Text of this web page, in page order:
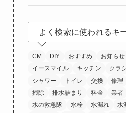
よく検索に使われるキ
CM DIY おすすめ お知らせ
イースマイル
キッチン クラ
シャワー
トイレ 交換 修理
掃除
排水詰まり 料金 業者
水の救急隊
水栓 水漏れ 水